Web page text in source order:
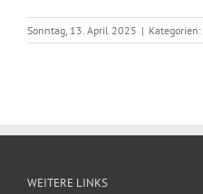
Sonntag, 13. April 2025 | Kategorien:
WEITERE LINKS